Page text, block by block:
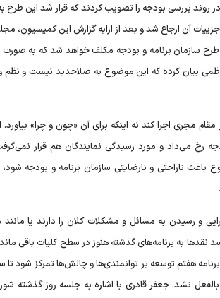
آیین‌نامه داخلی مربوط به تغییر در روند بررسی بودجه را تصویب کردند که قرار شد
آن ارجاع شد و بعد از ارایه گزارش این کمیسیون،
سازمان برنامه و بودجه مکلف خواهد شد که به صورت
بیان کرده که این موضوع به صلاحدید نیست و نظم
مجری اجرا کند نه اینکه برای آن «چون و چرا» بیاورد.
رخ می‌داد و مورد رسیدگی نمایندگان هم قرار
باعث ناراحتی و نارضایتی سازمان برنامه و بودجه
و رسیدن به مسائل و مشکلات کلان را دارند یا
نقدها به برنامه‌های گذشته هنوز در سطح کلیات باقی
هفتم توسعه بر توانمندی‌ها و چالش‌ها تمرکز شود
نشد. جعفر قادری با اشاره به جلسه روز گذشته